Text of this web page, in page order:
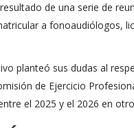
de una serie de
a fonoaudiólogos,
planteó sus dudas al
de Ejercicio
el 2025 y el 2026 en